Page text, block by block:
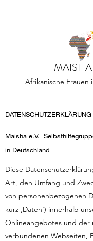
Afrikanische Frauen
​DATENSCHUTZERKLÄRUNG
Maisha e.V.
in Deutschland
Diese
Art, den Umfang und
von personenbezogenen
kurz ‚Daten‘) innerhalb
Onlineangebotes und der
verbundenen Webseiten,